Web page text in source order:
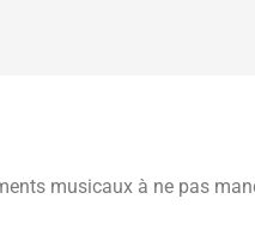
musicaux à ne pas